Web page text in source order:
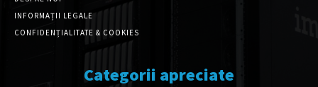
INFORMAȚII LEGALE
CONFIDENȚIALITATE & COOKIES
Categorii apreciate